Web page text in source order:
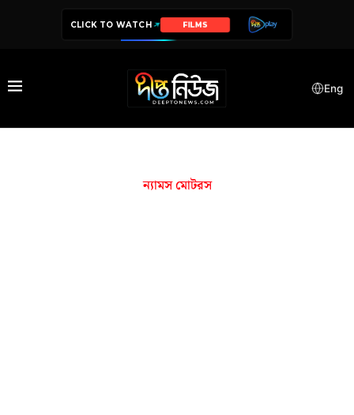
CLICK TO WATCH FILMS
Eng
ন্যামস মোটরস